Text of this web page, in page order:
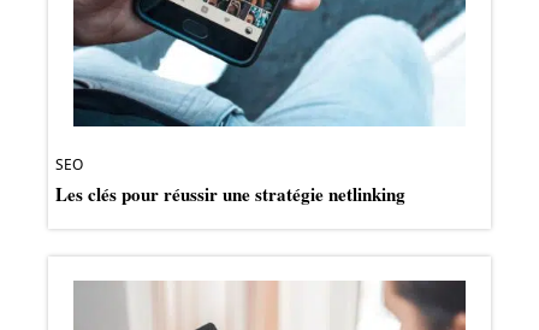
SEO
Les clés pour réussir une stratégie netlinking